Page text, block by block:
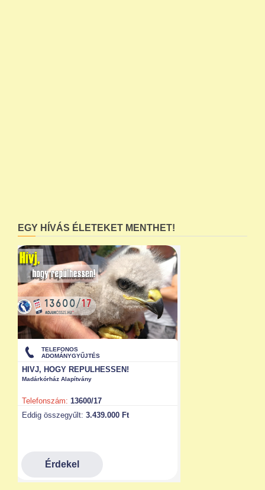
EGY HÍVÁS ÉLETEKET MENTHET!